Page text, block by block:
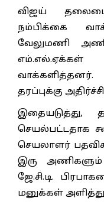
விஜய்
நம்பிக்கை
வேலுமணி
வாக்களித்தனர்.
தரப்புக்கு
இதையடுத்து,
செயல்பட்டதாக
செயலாளர்
இரு அணிகளும்
ஜே.சி.டி.
மனுக்கள்